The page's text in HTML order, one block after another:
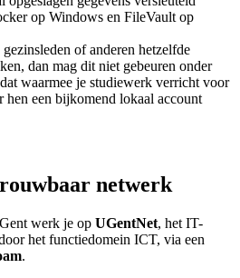
op Windows en FileVault op
of anderen hetzelfde
dan mag dit niet gebeuren onder
waarmee je studiewerk verricht voor
een bijkomend lokaal account
netwerk
werk je op UGentNet, het IT-
het functiedomein ICT, via een
.